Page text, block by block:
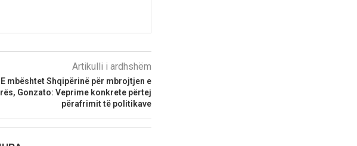
Artikulli i ardhshëm
mbështet Shqipërinë për mbrojtjen e
Gonzato: Veprime konkrete përtej
përafrimit të politikave